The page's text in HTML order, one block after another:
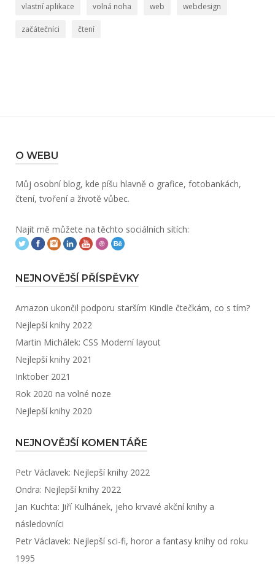
vlastní aplikace volná noha web webdesign
začátečníci čtení
O WEBU
Můj osobní blog, kde píšu hlavně o grafice, fotobankách,
čtení, tvoření a životě vůbec.
Najít mě můžete na těchto sociálních sítích:
NEJNOVĚJŠÍ PŘÍSPĚVKY
Amazon ukončil podporu starším Kindle čtečkám, co s tím?
Nejlepší knihy 2022
Martin Michálek: CSS Moderní layout
Nejlepší knihy 2021
Inktober 2021
Rok 2020 na volné noze
Nejlepší knihy 2020
NEJNOVĚJŠÍ KOMENTÁŘE
Petr Václavek: Nejlepší knihy 2022
Ondra: Nejlepší knihy 2022
Jan Kuchta: Jiří Kulhánek, jeho krvavé akční knihy a
následovníci
Petr Václavek: Nejlepší sci-fi, horor a fantasy knihy od roku
1995